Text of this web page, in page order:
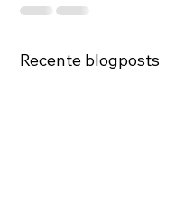
Recente blogposts